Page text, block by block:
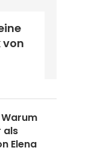
von
Warum
als
Elena